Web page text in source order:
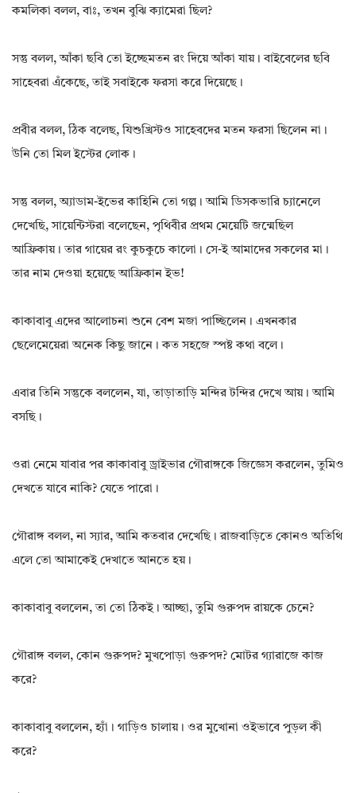
কমলিকা বলল, বাঃ, তখন বুঝি ক্যামেরা ছিল?
সন্তু বলল, আঁকা ছবি তো ইচ্ছেমতন রং দিয়ে আঁকা যায়। বাইবেলের ছবি
সাহেবরা এঁকেছে, তাই সবাইকে ফরসা করে দিয়েছে।
প্ৰবীর বলল, ঠিক বলেছ, যিশুখ্রিস্টও সাহেবদের মতন ফরসা ছিলেন না।
উনি তো মিল ইস্টের লোক।
সন্তু বলল, অ্যাডাম-ইভের কাহিনি তো গল্প। আমি ডিসকভারি চ্যানেলে
দেখেছি, সায়েন্টিস্টরা বলেছেন, পৃথিবীর প্রথম মেয়েটি জন্মেছিল
আফ্রিকায়। তার গায়ের রং কুচকুচে কালো। সে-ই আমাদের সকলের মা।
তার নাম দেওয়া হয়েছে আফ্রিকান ইভ!
কাকাবাবু এদের আলোচনা শুনে বেশ মজা পাচ্ছিলেন। এখনকার
ছেলেমেয়েরা অনেক কিছু জানে। কত সহজে স্পষ্ট কথা বলে।
এবার তিনি সন্তুকে বললেন, যা, তাড়াতাড়ি মন্দির টন্দির দেখে আয়। আমি
বসছি।
ওরা নেমে যাবার পর কাকাবাবু ড্রাইভার গৌরাঙ্গকে জিজ্ঞেস করলেন, তুমিও
দেখতে যাবে নাকি? যেতে পারো।
গৌরাঙ্গ বলল, না স্যার, আমি কতবার দেখেছি। রাজবাড়িতে কোনও অতিথি
এলে তো আমাকেই দেখাতে আনতে হয়।
কাকাবাবু বললেন, তা তো ঠিকই। আচ্ছা, তুমি গুরুপদ রায়কে চেনে?
গৌরাঙ্গ বলল, কোন গুরুপদ? মুখপোড়া গুরুপদ? মোটর গ্যারাজে কাজ
করে?
কাকাবাবু বললেন, হ্যাঁ। গাড়িও চালায়। ওর মুখোনা ওইভাবে পুড়ল কী
করে?